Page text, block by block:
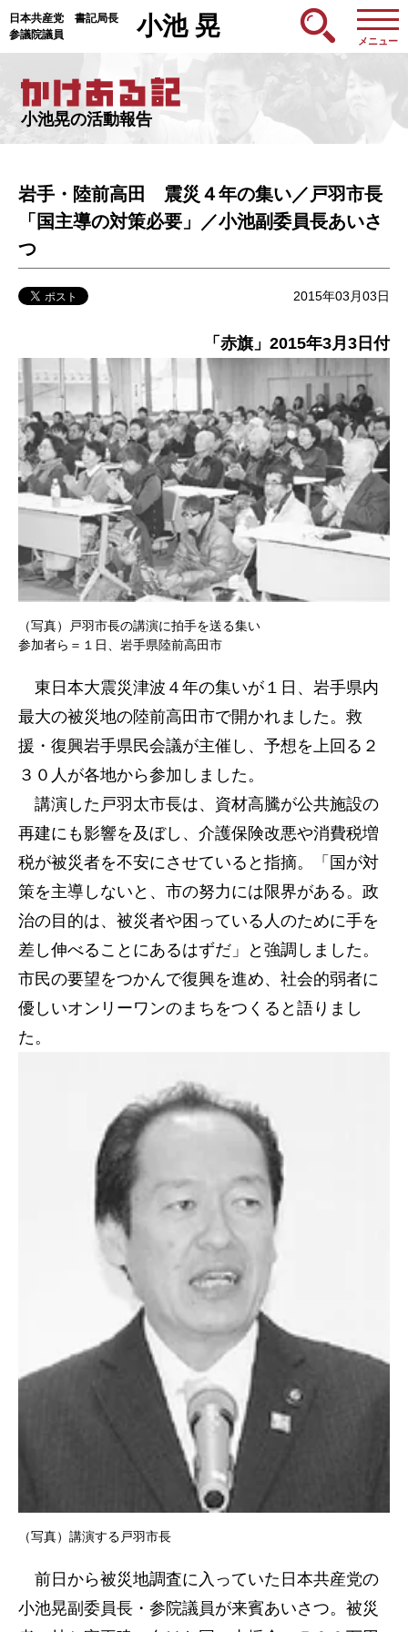
日本共産党 書記局長
参議院議員
小池 晃
メニュー
小池晃の活動報告
岩手・陸前高田 震災４年の集い／戸羽市長
「国主導の対策必要」／小池副委員長あいさ
つ
2015年03月03日
「赤旗」2015年3月3日付
（写真）戸羽市長の講演に拍手を送る集い
参加者ら＝１日、岩手県陸前高田市
東日本大震災津波４年の集いが１日、岩手県内
最大の被災地の陸前高田市で開かれました。救
援・復興岩手県民会議が主催し、予想を上回る２
３０人が各地から参加しました。
講演した戸羽太市長は、資材高騰が公共施設の
再建にも影響を及ぼし、介護保険改悪や消費税増
税が被災者を不安にさせていると指摘。「国が対
策を主導しないと、市の努力には限界がある。政
治の目的は、被災者や困っている人のために手を
差し伸べることにあるはずだ」と強調しました。
市民の要望をつかんで復興を進め、社会的弱者に
優しいオンリーワンのまちをつくると語りまし
た。
（写真）講演する戸羽市長
前日から被災地調査に入っていた日本共産党の
小池晃副委員長・参院議員が来賓あいさつ。被災